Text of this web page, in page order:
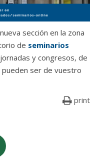
sección en la zona
de seminarios
y congresos, de
ser de vuestro
print